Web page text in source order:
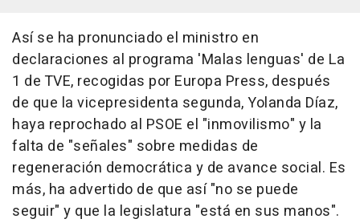
Así se ha pronunciado el ministro en
declaraciones al programa 'Malas lenguas' de La
1 de TVE, recogidas por Europa Press, después
de que la vicepresidenta segunda, Yolanda Díaz,
haya reprochado al PSOE el "inmovilismo" y la
falta de "señales" sobre medidas de
regeneración democrática y de avance social. Es
más, ha advertido de que así "no se puede
seguir" y que la legislatura "está en sus manos".